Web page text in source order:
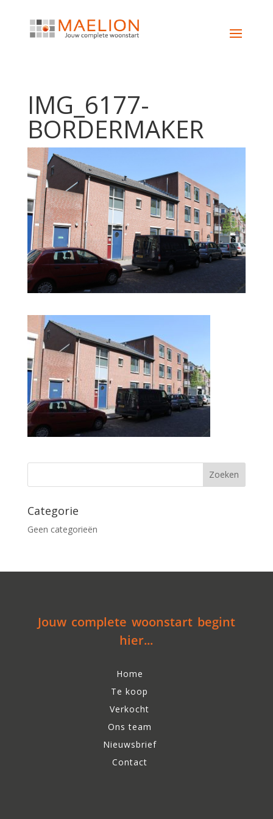
IMG_6177-
BORDERMAKER
Categorie
Geen categorieën
Jouw complete woonstart begint
hier...
Home
Te koop
Verkocht
Ons team
Nieuwsbrief
Contact